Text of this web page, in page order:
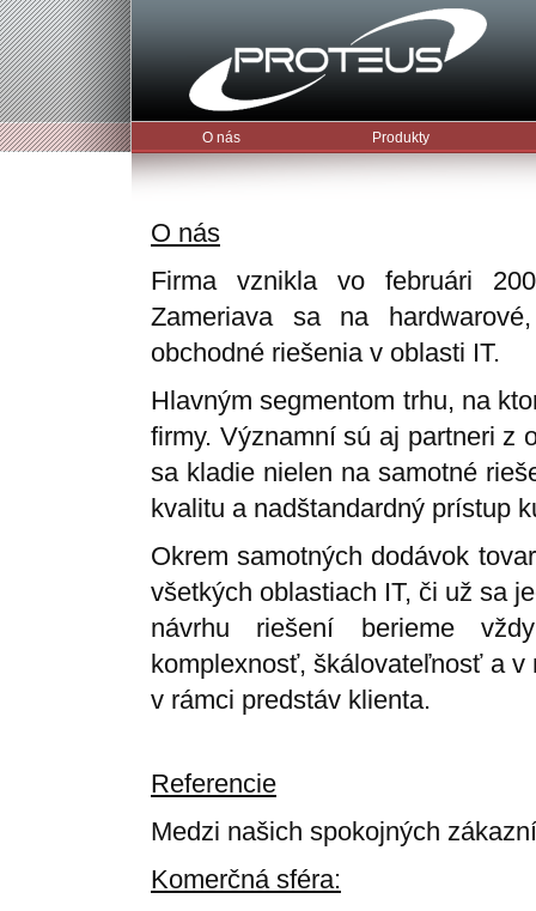
O nás Produkty
O nás
Firma vznikla vo februári
Zameriava sa na
obchodné riešenia v oblasti IT.
Hlavným segmentom trhu, na
firmy. Významní sú aj partneri z
sa kladie nielen na samotné
kvalitu a nadštandardný prístup
Okrem samotných dodávok
všetkých oblastiach IT, či už sa
návrhu riešení berieme
komplexnosť, škálovateľnosť a
v rámci predstáv klienta.
Referencie
Medzi našich spokojných
Komerčná sféra: